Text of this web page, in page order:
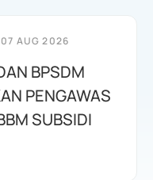
07 AUG 2026
BPSDM
PENGAWAS
SUBSIDI